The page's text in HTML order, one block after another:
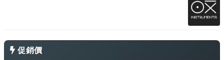
促銷價